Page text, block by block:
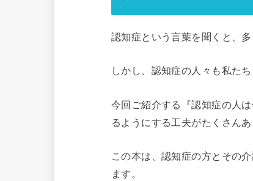
認知症という言葉を聞くと、
しかし、認知症の人々も私た
今回ご紹介する『認知症の人
るようにする工夫がたくさんあ
この本は、認知症の方とその
ます。